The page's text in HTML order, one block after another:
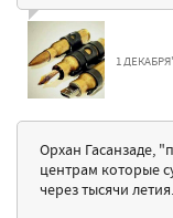
1
Орхан Гасанзаде,
центрам которые
через тысячи